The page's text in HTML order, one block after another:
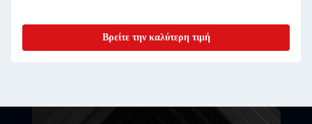
Βρείτε την καλύτερη τιμή